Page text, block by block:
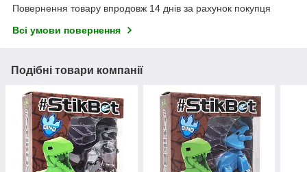
Повернення товару впродовж 14 днів за рахунок покупця
Всі умови повернення
Подібні товари компанії